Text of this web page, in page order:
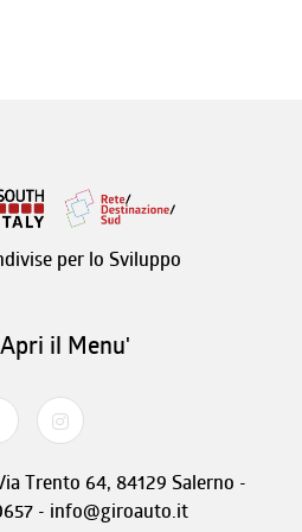
per lo Sviluppo
Apri il Menu'
Trento 64, 84129 Salerno -
- info@giroauto.it